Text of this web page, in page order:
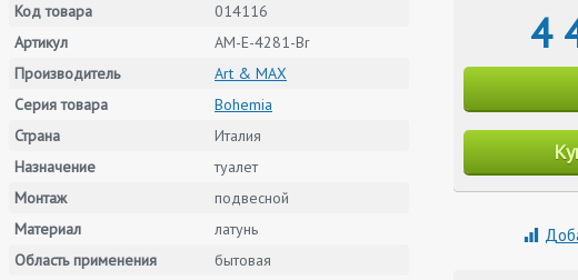
Код товара
014116
Артикул
AM-E-4281-Br
Производитель
Art & MAX
Серия товара
Bohemia
Страна
Италия
Назначение
туалет
Монтаж
подвесной
Материал
латунь
Область применения
бытовая
4